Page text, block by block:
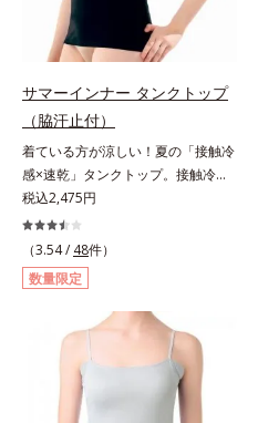
サマーインナー タンクトップ
（脇汗止付）
着ている方が涼しい！夏の「接触冷
感×速乾」タンクトップ。接触冷感
タンクトップこれ1枚着ている方
が、断然涼しくなる！「接触冷感×
速乾」インナーです。タンクトップ
は背中が高めのハイバック設計。汗
対策万全の定番アイテムです。消臭
ワキ汗止め付き薄型で「片面撥水加
工」のワキ汗止めがしっかり汗を吸
収。アウターに汗ジミを作らせませ
ん。消臭機能付きで汗のニオイも撃
退します。高機能なのに綿100％綿
税込2,475円
（3.54 / 48件）
数量限定